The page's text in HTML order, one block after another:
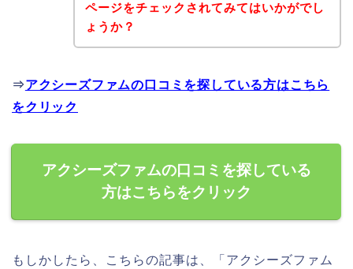
ページをチェックされてみてはいかがでし
ょうか？
⇒アクシーズファムの口コミを探している方はこちら
をクリック
アクシーズファムの口コミを探している
方はこちらをクリック
もしかしたら、こちらの記事は、「アクシーズファム